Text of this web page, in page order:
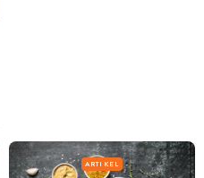
ARTIKEL